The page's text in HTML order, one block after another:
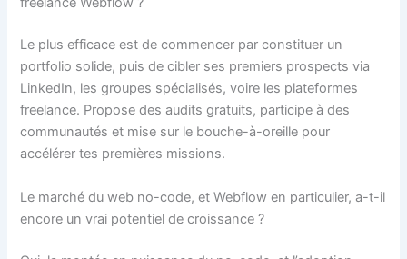
Le plus efficace est de commencer par constituer un
portfolio solide, puis de cibler ses premiers prospects via
LinkedIn, les groupes spécialisés, voire les plateformes
freelance. Propose des audits gratuits, participe à des
communautés et mise sur le bouche-à-oreille pour
accélérer tes premières missions.
Le marché du web no-code, et Webflow en particulier, a-t-il
encore un vrai potentiel de croissance ?